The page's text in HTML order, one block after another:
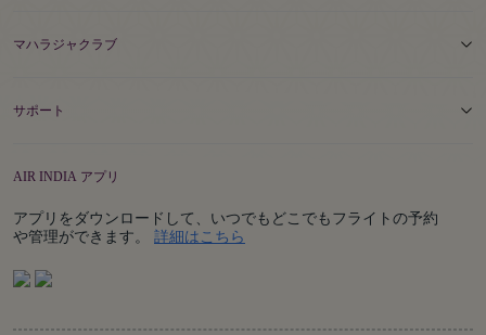
マハラジャクラブ
サポート
AIR INDIA アプリ
アプリをダウンロードして、いつでもどこでもフライトの予約
や管理ができます。 詳細はこちら